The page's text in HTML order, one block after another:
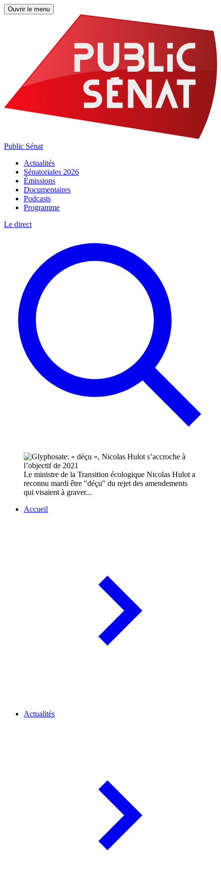
Ouvrir le menu
Public Sénat
Actualités
Sénatoriales 2026
Émissions
Documentaires
Podcasts
Programme
Le direct
Le ministre de la Transition écologique Nicolas Hulot a
reconnu mardi être "déçu" du rejet des amendements
qui visaient à graver...
Accueil
Actualités